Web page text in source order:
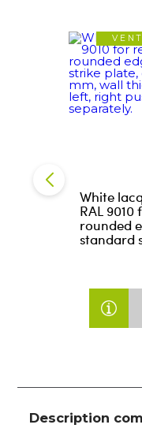
White
RAL
rounded
standard
Description